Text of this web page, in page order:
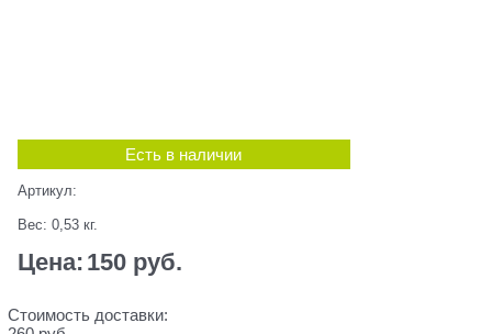
Есть в наличии
Артикул:
Вес: 0,53 кг.
Цена: 150 руб.
Стоимость доставки: